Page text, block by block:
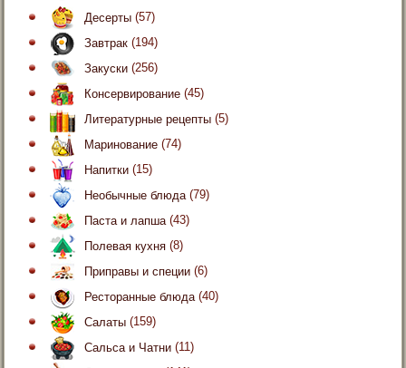
Десерты (57)
Завтрак (194)
Закуски (256)
Консервирование (45)
Литературные рецепты (5)
Маринование (74)
Напитки (15)
Необычные блюда (79)
Паста и лапша (43)
Полевая кухня (8)
Приправы и специи (6)
Ресторанные блюда (40)
Салаты (159)
Сальса и Чатни (11)